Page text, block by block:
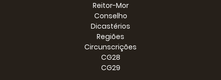
P. Gabriel Stawowy
Ecônomo geral
Reitor-Mor
Conselho
Dicastérios
Regiões
Circunscrições
CG28
CG29